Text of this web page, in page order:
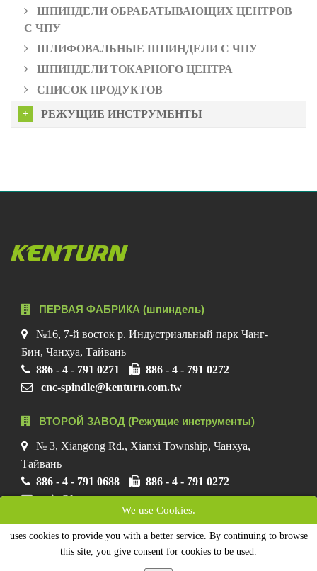
We use Cookies.
uses cookies to provide you with a better service. By continuing to browse
this site, you give consent for cookies to be used.
ШПИНДЕЛИ ОБРАБАТЫВАЮЩИХ ЦЕНТРОВ
С ЧПУ
ШЛИФОВАЛЬНЫЕ ШПИНДЕЛИ С ЧПУ
ШПИНДЕЛИ ТОКАРНОГО ЦЕНТРА
СПИСОК ПРОДУКТОВ
РЕЖУЩИЕ ИНСТРУМЕНТЫ
ПЕРВАЯ ФАБРИКА (шпиндель)
№16, 7-й восток р. Индустриальный парк Чанг-
Бин, Чанхуа, Тайвань
886 - 4 - 791 0271
886 - 4 - 791 0272
cnc-spindle@kenturn.com.tw
ВТОРОЙ ЗАВОД (Режущие инструменты)
№ 3, Xiangong Rd., Xianxi Township, Чанхуа,
Тайвань
886 - 4 - 791 0688
886 - 4 - 791 0272
ecio@kenturn.com.tw
Карта сайта
COPYRIGHT © 2019 KENTURN Co. Ltd. All Rights